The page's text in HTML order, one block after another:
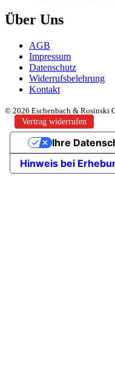
Über Uns
AGB
Impressum
Datenschutz
Widerrufsbelehrung
Kontakt
© 2026 Eschenbach & Rosinski
Vertrag widerrufen
Hinweis bei
Ihre